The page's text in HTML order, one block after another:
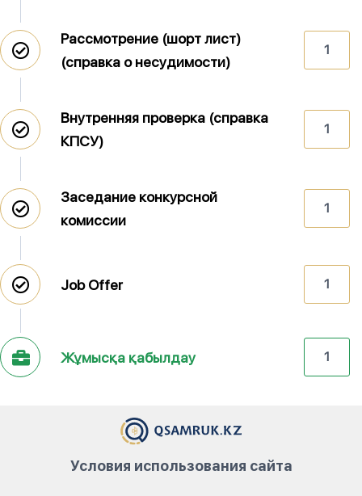
Рассмотрение (шорт лист)
(справка о несудимости)
1
Внутренняя проверка (справка
КПСУ)
1
Заседание конкурсной
комиссии
1
Job Offer 1
Жұмысқа қабылдау 1
Условия использования сайта